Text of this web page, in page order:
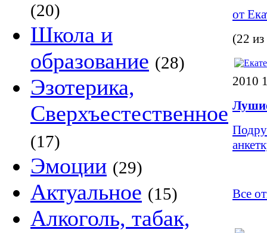
(20)
Школа и
образование (28)
Эзотерика,
Сверхъестественное
(17)
Эмоции (29)
Актуальное (15)
Алкоголь, табак,
от
(22
2010
Все